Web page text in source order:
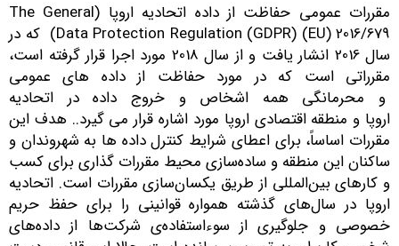
مقررات عمومی حفاظت از داده اتحادیه اروپا (The General
Data Protection Regulation (GDPR) (EU) 2016/679) که در
سال 2016 انشار یافت و از سال 2018 مورد اجرا قرار گرفته است،
است که در مورد حفاظت از داده های عمومی
محرمانگی همه اشخاص و خروج داده در اتحادیه
و منطقه اقتصادی اروپا مورد اشاره قرار می گیرد.. هدف این
اساساً، برای اعطای شرایط کنترل داده ها به شهروندان و
این منطقه و ساده‌سازی محیط مقررات گذاری برای کسب
کارهای بین‌المللی از طریق یکسان‌سازی مقررات است. اتحادیه
در سال‌های گذشته همواره قوانینی را برای حفظ حریم
و جلوگیری از سوءاستفاده‌ی شرکت‌ها از داده‌های